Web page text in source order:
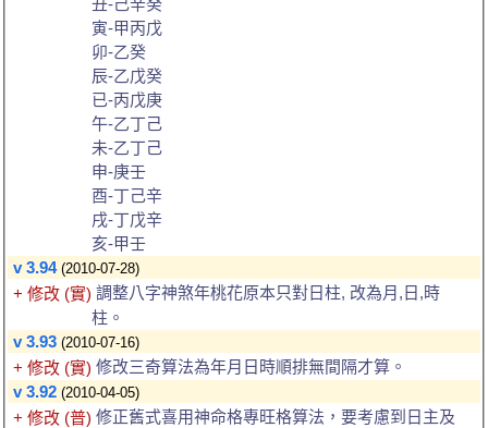
寅-甲丙戊
卯-乙癸
辰-乙戊癸
已-丙戊庚
午-乙丁己
未-乙丁己
申-庚壬
酉-丁己辛
戌-丁戊辛
亥-甲壬
v 3.94 (2010-07-28)
+ 修改 (實) 調整八字神煞年桃花原本只對日柱, 改為月,日,時
柱。
v 3.93 (2010-07-16)
+ 修改 (實) 修改三奇算法為年月日時順排無間隔才算。
v 3.92 (2010-04-05)
+ 修改 (普) 修正舊式喜用神命格專旺格算法，要考慮到日主及